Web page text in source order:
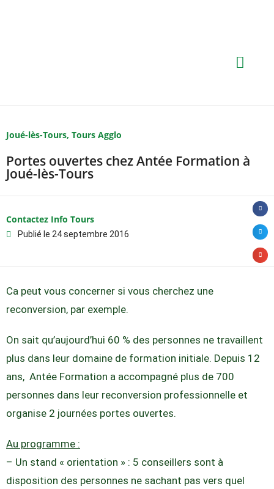
Joué-lès-Tours, Tours Agglo
Portes ouvertes chez Antée Formation à
Joué-lès-Tours
Contactez Info Tours
Publié le 24 septembre 2016
Ca peut vous concerner si vous cherchez une
reconversion, par exemple.
On sait qu’aujourd’hui 60 % des personnes ne travaillent
plus dans leur domaine de formation initiale. Depuis 12
ans, Antée Formation a accompagné plus de 700
personnes dans leur reconversion professionnelle et
organise 2 journées portes ouvertes.
Au programme :
– Un stand « orientation » : 5 conseillers sont à
disposition des personnes ne sachant pas vers quel